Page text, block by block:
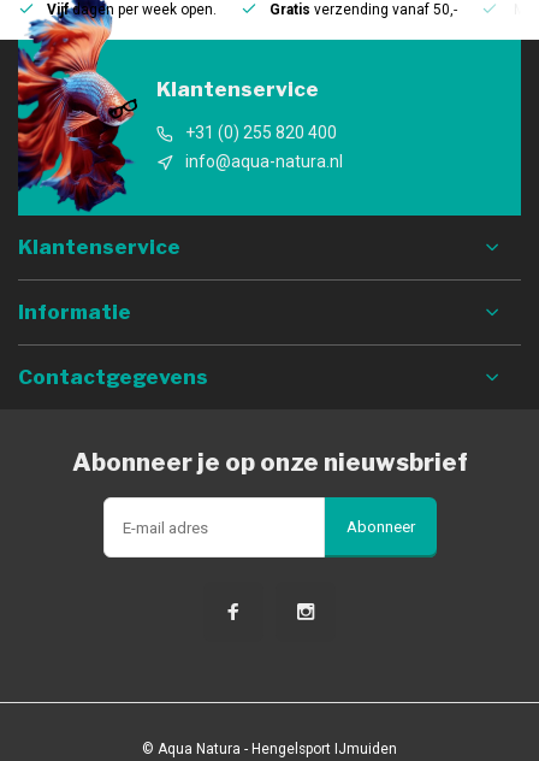
Vijfdagen per week open. Gratis verzending vanaf 50,-
Klantenservice
+31 (0) 255 820 400
info@aqua-natura.nl
Klantenservice
Informatie
Contactgegevens
Abonneer je op onze nieuwsbrief
Abonneer
© Aqua Natura - Hengelsport IJmuiden